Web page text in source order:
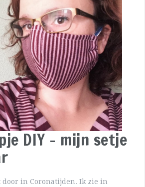
DIY – mijn setje
door in Coronatijden. Ik zie in